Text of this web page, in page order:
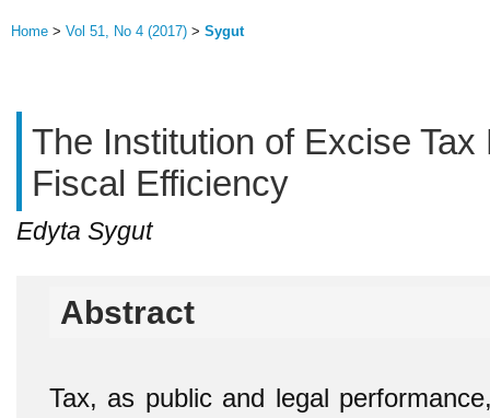
Home > Vol 51, No 4 (2017) > Sygut
The Institution of Excise
Fiscal Efficiency
Edyta Sygut
Abstract
Tax, as public and legal